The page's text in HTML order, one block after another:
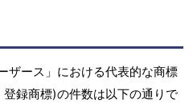
ザース」における代表的な商標
録商標)の件数は以下の通りで